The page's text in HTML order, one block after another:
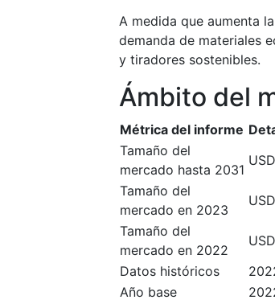
A medida que aumenta
demanda de materiales
y tiradores sostenibles.
Ámbito del
Métrica del informe
Tamaño del
mercado hasta 2031
Tamaño del
mercado en 2023
Tamaño del
mercado en 2022
Datos históricos
Año base